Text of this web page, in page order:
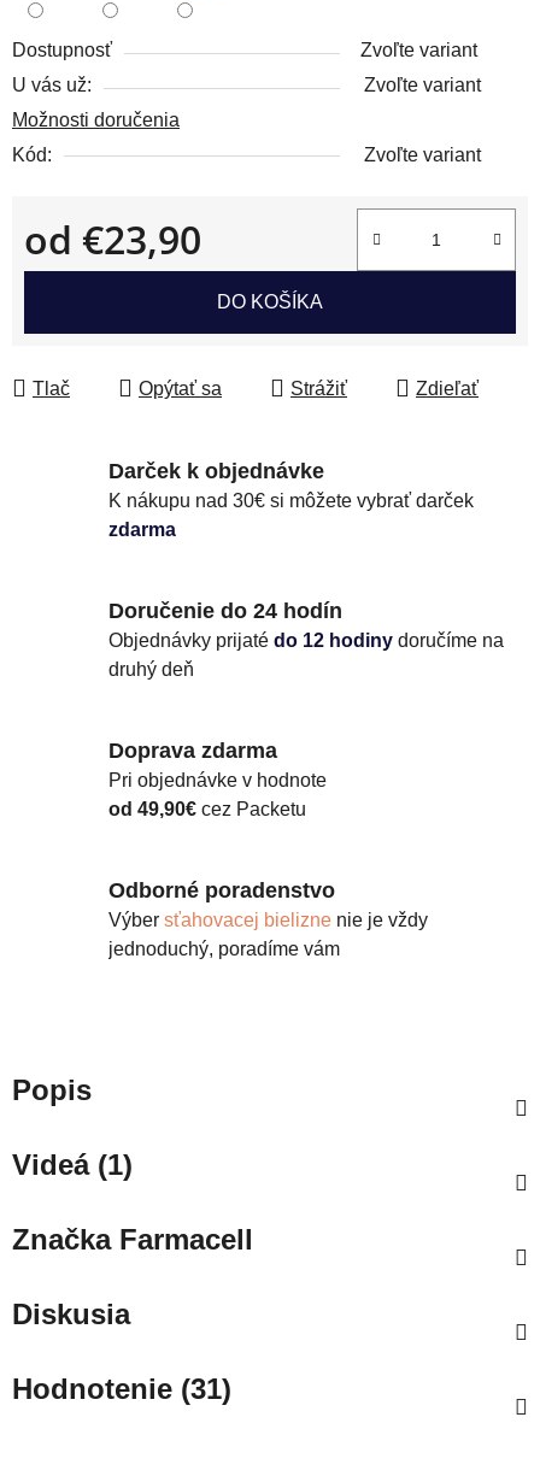
Dostupnosť
Zvoľte variant
U vás už:
Zvoľte variant
Možnosti doručenia
Kód:
Zvoľte variant
od €23,90
Jednotková cena:
DO KOŠÍKA
Tlač Opýtať sa Strážiť Zdieľať
Darček k objednávke
K nákupu nad 30€ si môžete vybrať darček
zdarma
Doručenie do 24 hodín
Objednávky prijaté do 12 hodiny doručíme na
druhý deň
Doprava zdarma
Pri objednávke v hodnote
od 49,90€ cez Packetu
Odborné poradenstvo
Výber sťahovacej bielizne nie je vždy
jednoduchý, poradíme vám
Popis
Videá (1)
ZnačkaFarmacell
Diskusia
Hodnotenie (31)